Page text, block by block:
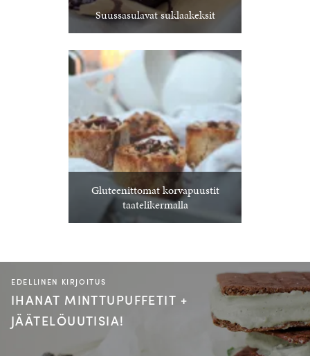
Suussasulavat suklaakeksit
Gluteenittomat korvapuustit
taatelikermalla
EDELLINEN KIRJOITUS
IHANAT MINTTUPUFFETIT +
JÄÄTELÖUUTISIA!